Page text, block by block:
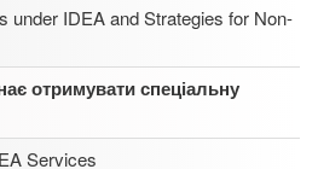
under IDEA and Strategies for Non-
отримувати спеціальну
Services